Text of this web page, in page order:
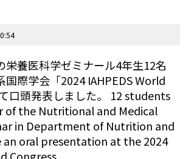
栄養医科学ゼミナール4年生12名
国際学会「2024 IAHPEDS World
口頭発表しました。 12 students
of the Nutritional and Medical
in Department of Nutrition and
an oral presentation at the 2024